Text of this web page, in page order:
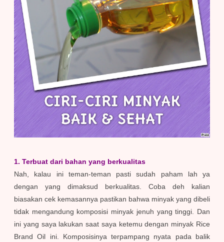
1. Terbuat dari bahan yang berkualitas
Nah, kalau ini teman-teman pasti sudah paham lah ya
dengan yang dimaksud berkualitas. Coba deh kalian
biasakan cek kemasannya pastikan bahwa minyak yang dibeli
tidak mengandung komposisi minyak jenuh yang tinggi. Dan
ini yang saya lakukan saat saya ketemu dengan minyak Rice
Brand Oil ini. Komposisinya terpampang nyata pada balik